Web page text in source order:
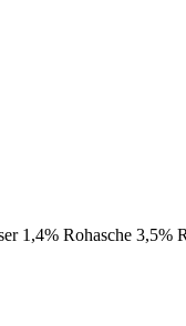
1,4% Rohasche 3,5%